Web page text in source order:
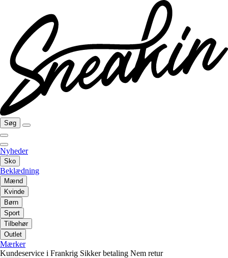
Søg
Nyheder
Sko
Beklædning
Mænd
Kvinde
Børn
Sport
Tilbehør
Outlet
Mærker
Kundeservice i Frankrig Sikker betaling Nem retur